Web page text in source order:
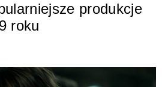
produkcje
roku